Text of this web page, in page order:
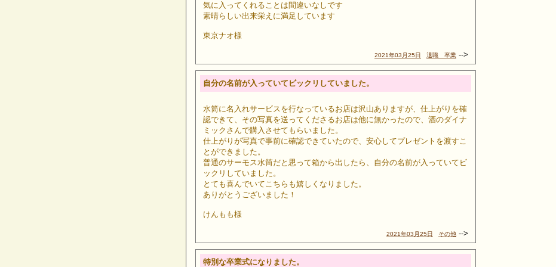
気に入ってくれることは間違いなしです
素晴らしい出来栄えに満足しています
東京ナオ様
2021年03月25日 退職 卒業 -->
自分の名前が入っていてビックリしていました。
水筒に名入れサービスを行なっているお店は沢山ありますが、仕上がりを確
認できて、その写真を送ってくださるお店は他に無かったので、酒のダイナ
ミックさんで購入させてもらいました。
仕上がりが写真で事前に確認できていたので、安心してプレゼントを渡すこ
とができました。
普通のサーモス水筒だと思って箱から出したら、自分の名前が入っていてビ
ックリしていました。
とても喜んでいてこちらも嬉しくなりました。
ありがとうございました！
けんもも様
2021年03月25日 その他 -->
特別な卒業式になりました。